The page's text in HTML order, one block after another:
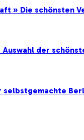
» Die schönsten
der
selbstgemachte